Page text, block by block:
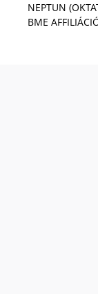
NEPTUN
BME